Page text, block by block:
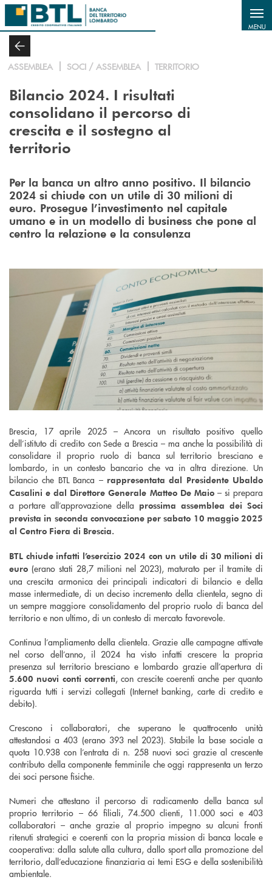
Salta al contenuto principale
MENU
ASSEMBLEA SOCI / ASSEMBLEA TERRITORIO
Bilancio 2024. I risultati
consolidano il percorso di
crescita e il sostegno al
territorio
Per la banca un altro anno positivo. Il bilancio
2024 si chiude con un utile di 30 milioni di
euro. Prosegue l’investimento nel capitale
umano e in un modello di business che pone al
centro la relazione e la consulenza
Brescia, 17 aprile 2025 – Ancora un risultato positivo quello
dell’istituto di credito con Sede a Brescia – ma anche la possibilità di
consolidare il proprio ruolo di banca sul territorio bresciano e
lombardo, in un contesto bancario che va in altra direzione. Un
bilancio che BTL Banca – rappresentata dal Presidente Ubaldo
Casalini e dal Direttore Generale Matteo De Maio – si prepara
a portare all’approvazione della prossima assemblea dei Soci
prevista in seconda convocazione per sabato 10 maggio 2025
al Centro Fiera di Brescia.
BTL chiude infatti l’esercizio 2024 con un utile di 30 milioni di
euro (erano stati 28,7 milioni nel 2023), maturato per il tramite di
una crescita armonica dei principali indicatori di bilancio e della
masse intermediate, di un deciso incremento della clientela, segno di
un sempre maggiore consolidamento del proprio ruolo di banca del
territorio e non ultimo, di un contesto di mercato favorevole.
Continua l’ampliamento della clientela. Grazie alle campagne attivate
nel corso dell’anno, il 2024 ha visto infatti crescere la propria
presenza sul territorio bresciano e lombardo grazie all’apertura di
5.600 nuovi conti correnti, con crescite coerenti anche per quanto
riguarda tutti i servizi collegati (Internet banking, carte di credito e
debito).
Crescono i collaboratori, che superano le quattrocento unità
attestandosi a 403 (erano 393 nel 2023). Stabile la base sociale a
quota 10.938 con l’entrata di n. 258 nuovi soci grazie al crescente
contributo della componente femminile che oggi rappresenta un terzo
dei soci persone fisiche.
Numeri che attestano il percorso di radicamento della banca sul
proprio territorio – 66 filiali, 74.500 clienti, 11.000 soci e 403
collaboratori – anche grazie al proprio impegno su alcuni fronti
ritenuti strategici e coerenti con la propria mission di banca locale e
cooperativa: dalla salute alla cultura, dallo sport alla promozione del
territorio, dall’educazione finanziaria ai temi ESG e della sostenibilità
ambientale.